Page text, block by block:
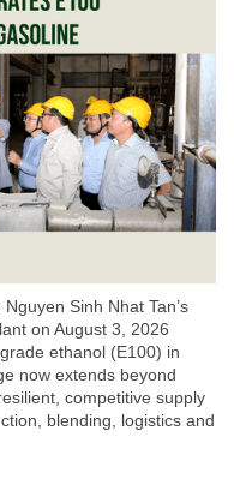
Sinh Nhat Tan’s
on August 3, 2026
ethanol (E100) in
now extends beyond
competitive supply
blending, logistics and